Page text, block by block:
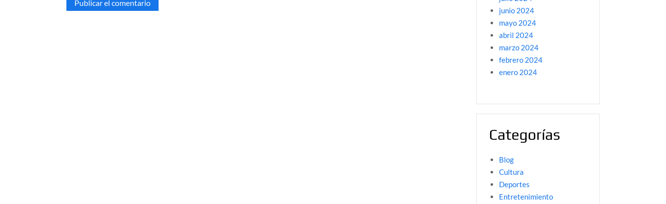
junio 2024
mayo 2024
abril 2024
marzo 2024
febrero 2024
enero 2024
Categorías
Blog
Cultura
Deportes
Entretenimiento